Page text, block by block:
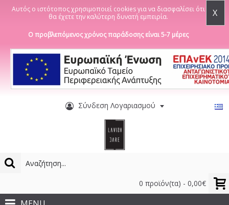
Αυτός ο ιστότοπος χρησιμοποιεί cookies για να διασφαλίσει ότι
θα έχετε την καλύτερη δυνατή εμπειρία.
X
Ο προβλεπόμενος χρόνος παράδοσης είναι 5-7 μέρες
Σύνδεση Λογαριασμού
0 προϊόν(τα) - 0,00€